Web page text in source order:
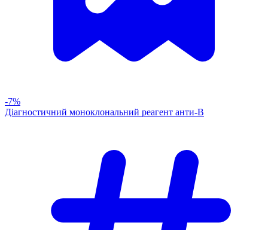
-7%
Діагностичний моноклональний реагент анти-В